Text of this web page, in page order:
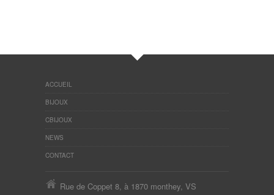
ACCUEIL
BIJOUX
CBIJOUX
NEWS
CONTACT
Rue de Coppet 8, à 1870 monthey, VS